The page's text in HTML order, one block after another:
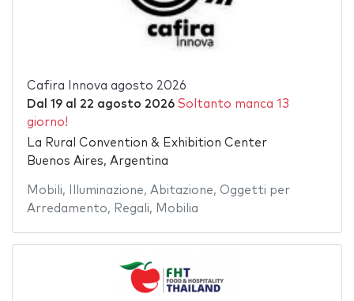
Cafira Innova agosto 2026
Dal 19al 22 agosto 2026 Soltanto manca 13
giorno!
La Rural Convention & Exhibition Center
Buenos Aires, Argentina
Mobili, Illuminazione, Abitazione, Oggetti per
Arredamento, Regali, Mobilia